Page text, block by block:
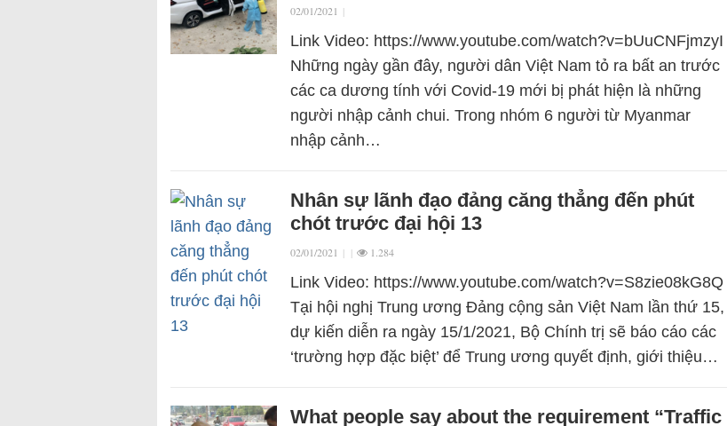
02/01/2021 |
Link Video: https://www.youtube.com/watch?v=bUuCNFjmzyI
Những ngày gần đây, người dân Việt Nam tỏ ra bất an trước
các ca dương tính với Covid-19 mới bị phát hiện là những
người nhập cảnh chui. Trong nhóm 6 người từ Myanmar
nhập cảnh…
Nhân sự lãnh đạo đảng căng thẳng đến phút
chót trước đại hội 13
02/01/2021 | | 1.284
Link Video: https://www.youtube.com/watch?v=S8zie08kG8Q
Tại hội nghị Trung ương Đảng cộng sản Việt Nam lần thứ 15,
dự kiến diễn ra ngày 15/1/2021, Bộ Chính trị sẽ báo cáo các
‘trường hợp đặc biệt’ để Trung ương quyết định, giới thiệu…
What people say about the requirement “Traffic